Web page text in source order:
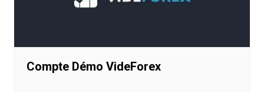
Compte Démo VideForex